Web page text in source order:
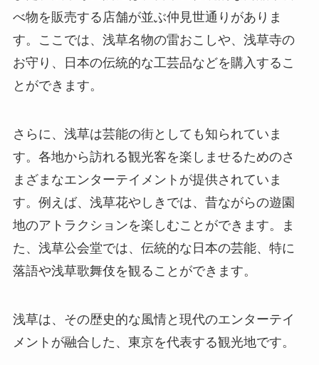
べ物を販売する店舗が並ぶ仲見世通りがありま
す。ここでは、浅草名物の雷おこしや、浅草寺の
お守り、日本の伝統的な工芸品などを購入するこ
とができます。
さらに、浅草は芸能の街としても知られていま
す。各地から訪れる観光客を楽しませるためのさ
まざまなエンターテイメントが提供されていま
す。例えば、浅草花やしきでは、昔ながらの遊園
地のアトラクションを楽しむことができます。ま
た、浅草公会堂では、伝統的な日本の芸能、特に
落語や浅草歌舞伎を観ることができます。
浅草は、その歴史的な風情と現代のエンターテイ
メントが融合した、東京を代表する観光地です。